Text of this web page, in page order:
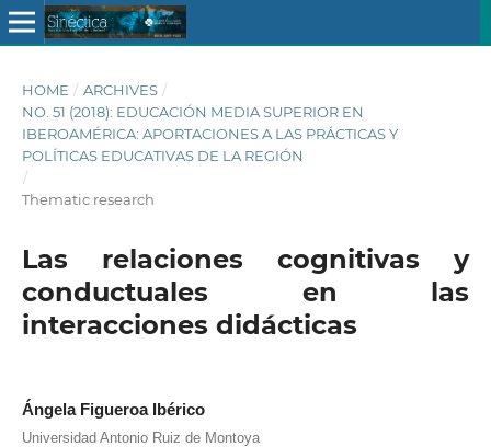
HOME / ARCHIVES /
NO. 51 (2018): EDUCACIÓN MEDIA SUPERIOR EN
IBEROAMÉRICA: APORTACIONES A LAS PRÁCTICAS Y
POLÍTICAS EDUCATIVAS DE LA REGIÓN
/
Thematic research
Las relaciones cognitivas y
conductuales en las
interacciones didácticas
Ángela Figueroa Ibérico
Universidad Antonio Ruiz de Montoya